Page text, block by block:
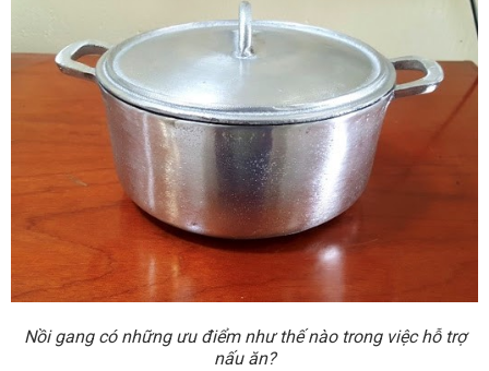
Nồi gang có những ưu điểm như thế nào trong việc hỗ trợ
nấu ăn?